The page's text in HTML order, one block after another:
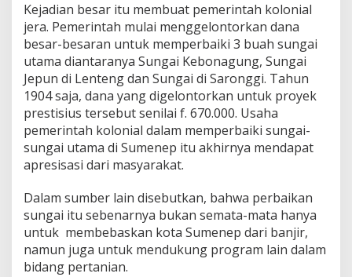
Kejadian besar itu membuat pemerintah kolonial
jera. Pemerintah mulai menggelontorkan dana
besar-besaran untuk memperbaiki 3 buah sungai
utama diantaranya Sungai Kebonagung, Sungai
Jepun di Lenteng dan Sungai di Saronggi. Tahun
1904 saja, dana yang digelontorkan untuk proyek
prestisius tersebut senilai f. 670.000. Usaha
pemerintah kolonial dalam memperbaiki sungai-
sungai utama di Sumenep itu akhirnya mendapat
apresisasi dari masyarakat.
Dalam sumber lain disebutkan, bahwa perbaikan
sungai itu sebenarnya bukan semata-mata hanya
untuk membebaskan kota Sumenep dari banjir,
namun juga untuk mendukung program lain dalam
bidang pertanian.